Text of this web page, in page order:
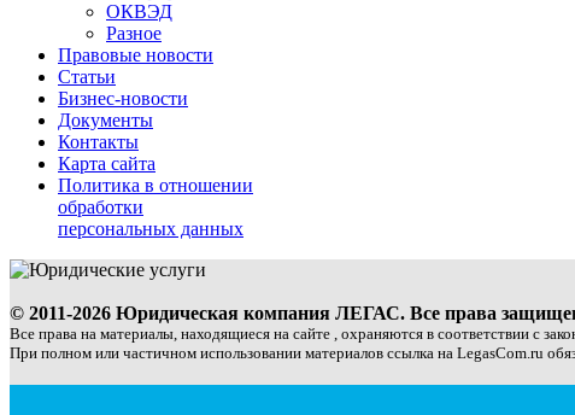
ОКВЭД
Разное
Правовые новости
Статьи
Бизнес-новости
Документы
Контакты
Карта сайта
Политика в отношении
обработки
персональных данных
© 2011-2026 Юридическая компания ЛЕГАС. Все права
Все права на материалы, находящиеся на сайте , охраняются в соответствии с
При полном или частичном использовании материалов ссылка на LegasCom.ru